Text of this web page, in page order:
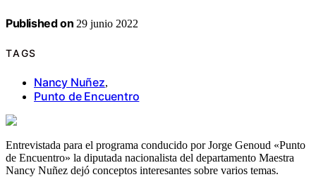
Published on 29 junio 2022
TAGS
Nancy Nuñez,
Punto de Encuentro
Entrevistada para el programa conducido por Jorge Genoud «Punto
de Encuentro» la diputada nacionalista del departamento Maestra
Nancy Nuñez dejó conceptos interesantes sobre varios temas.